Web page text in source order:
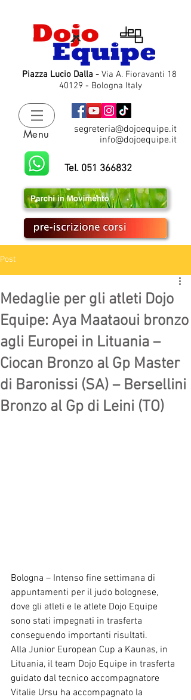
Piazza Lucio Dalla - Via A. Fioravanti 18
40129 - Bologna Italy
Menu
segreteria@dojoequipe.it
info@dojoequipe.it
Tel. 051 366832
Post
Medaglie per gli atleti Dojo
Equipe: Aya Maataoui bronzo
agli Europei in Lituania –
Ciocan Bronzo al Gp Master
di Baronissi (SA) – Bersellini
Bronzo al Gp di Leini (TO)
Bologna – Intenso fine settimana di
appuntamenti per il judo bolognese,
dove gli atleti e le atlete Dojo Equipe
sono stati impegnati in trasferta
conseguendo importanti risultati.
Alla Junior European Cup a Kaunas, in
Lituania, il team Dojo Equipe in trasferta
guidato dal tecnico accompagnatore
Vitalie Ursu ha accompagnato la